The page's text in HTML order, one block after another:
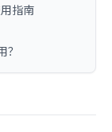
指南